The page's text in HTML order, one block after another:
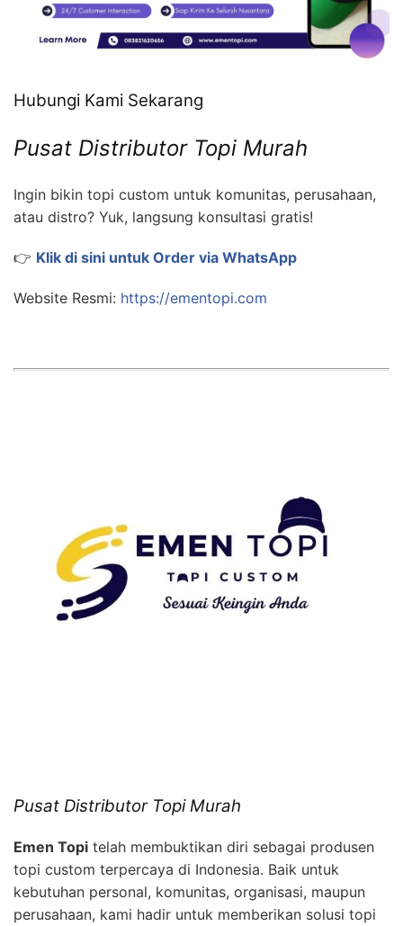
Hubungi Kami Sekarang
Pusat Distributor Topi Murah
Ingin bikin topi custom untuk komunitas, perusahaan,
atau distro? Yuk, langsung konsultasi gratis!
👉 Klik di sini untuk Order via WhatsApp
Website Resmi: https://ementopi.com
Pusat Distributor Topi Murah
Emen Topi telah membuktikan diri sebagai produsen
topi custom terpercaya di Indonesia. Baik untuk
kebutuhan personal, komunitas, organisasi, maupun
perusahaan, kami hadir untuk memberikan solusi topi